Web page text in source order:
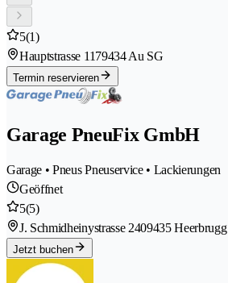
5(1)
Hauptstrasse 1179434 Au SG
Termin reservieren
Garage PneuFix GmbH
Garage • Pneus Pneuservice • Lackierungen
Geöffnet
5(5)
J. Schmidheinystrasse 2409435 Heerbrugg
Jetzt buchen